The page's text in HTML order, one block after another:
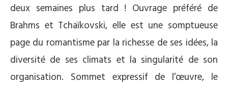
deux semaines plus tard ! Ouvrage préféré de
Brahms et Tchaïkovski, elle est une somptueuse
page du romantisme par la richesse de ses idées, la
diversité de ses climats et la singularité de son
organisation. Sommet expressif de l’œuvre, le